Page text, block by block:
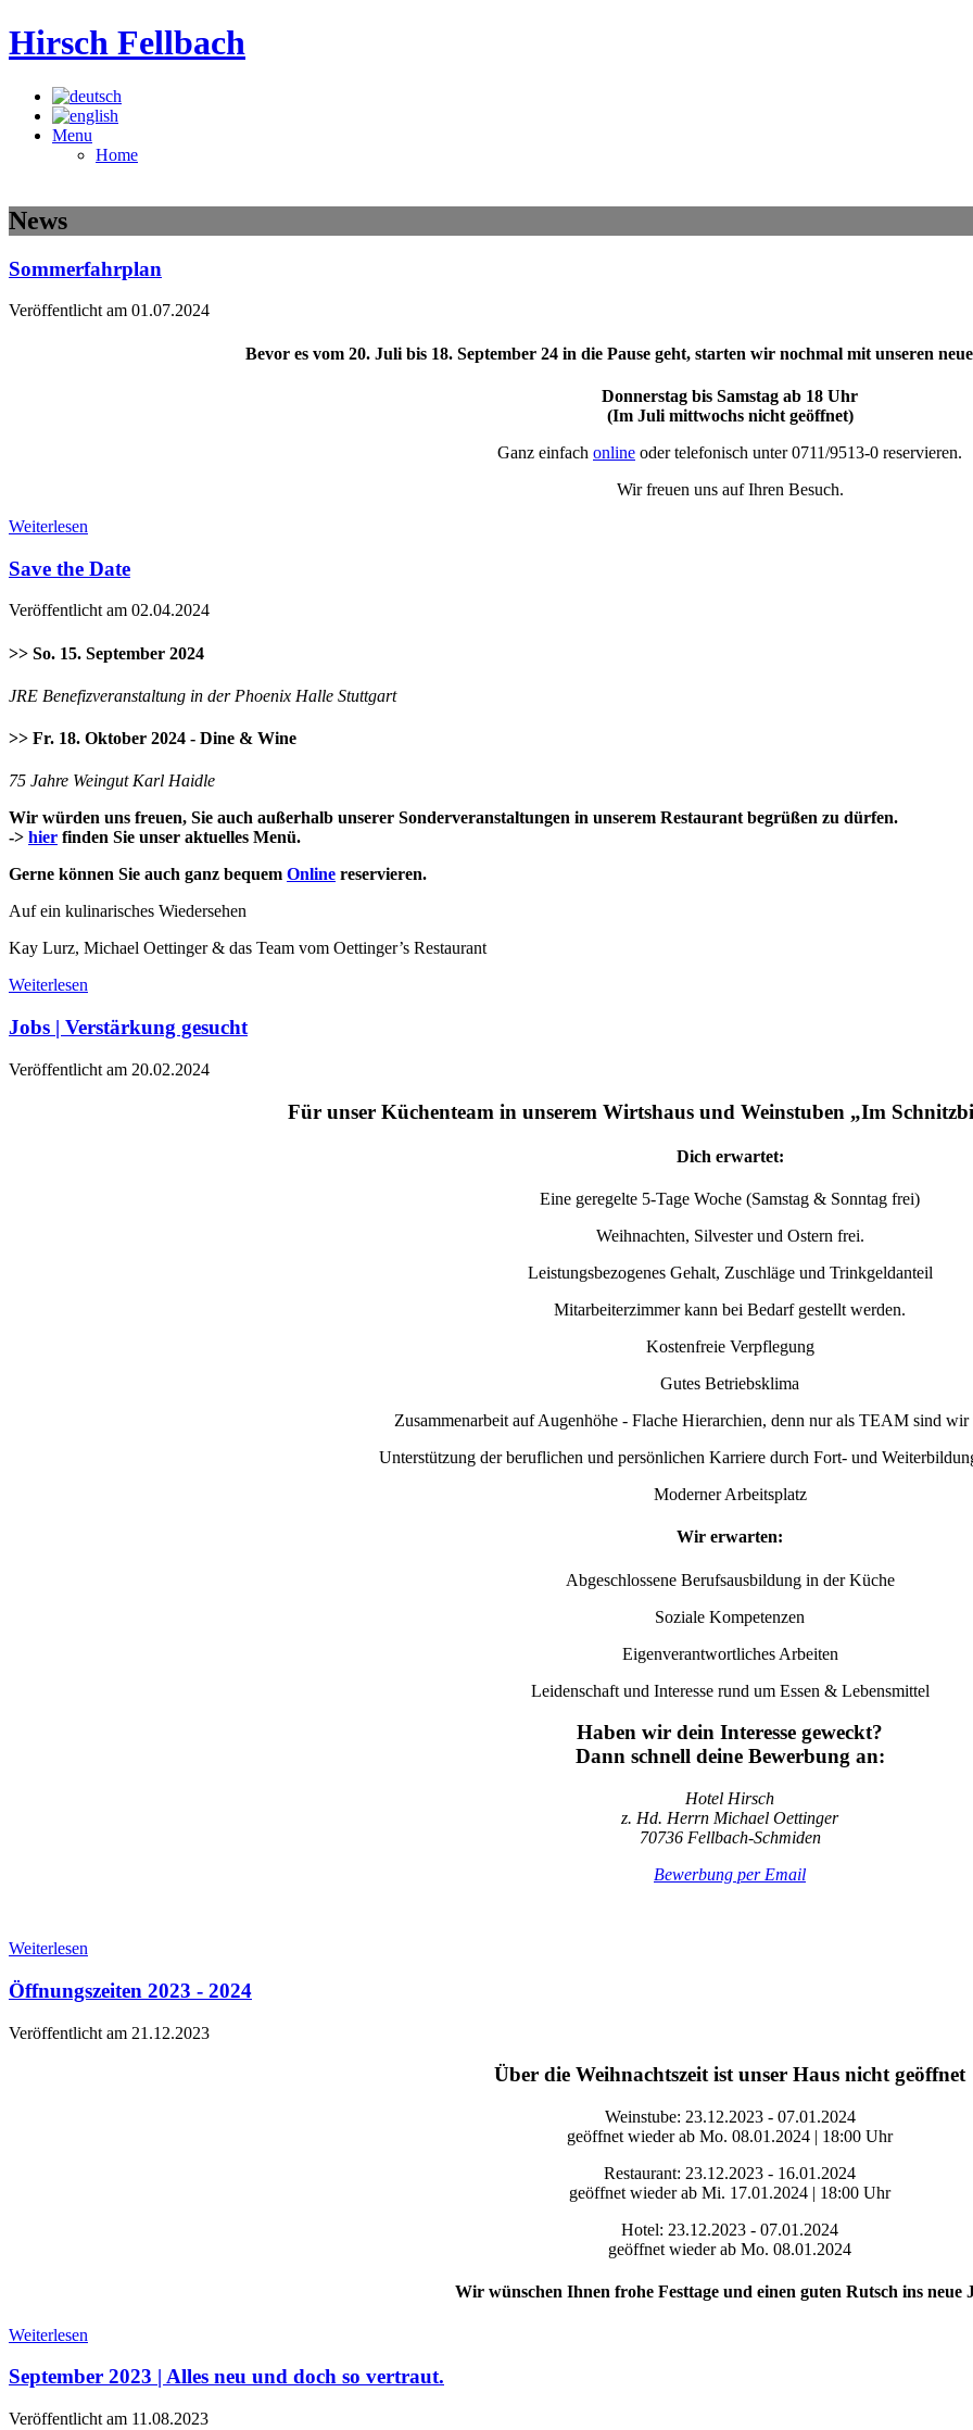
Hirsch Fellbach
Menu
Home
News
Sommerfahrplan
Veröffentlicht am 01.07.2024
Bevor es vom 20. Juli bis 18. September 24 in die Pause geht, starten wir nochmal mit unseren
Donnerstag bis Samstag ab 18 Uhr
(Im Juli mittwochs nicht geöffnet)
Ganz einfach online oder telefonisch unter 0711/9513-0 reservieren.
Wir freuen uns auf Ihren Besuch.
Weiterlesen
Save the Date
Veröffentlicht am 02.04.2024
>> So. 15. September 2024
JRE Benefizveranstaltung in der Phoenix Halle Stuttgart
>> Fr. 18. Oktober 2024 - Dine & Wine
75 Jahre Weingut Karl Haidle
Wir würden uns freuen, Sie auch außerhalb unserer Sonderveranstaltungen in unserem Restaurant begrüßen zu dürfen.
-> hier finden Sie unser aktuelles Menü.
Gerne können Sie auch ganz bequem Online reservieren.
Auf ein kulinarisches Wiedersehen
Kay Lurz, Michael Oettinger & das Team vom Oettinger’s Restaurant
Weiterlesen
Jobs | Verstärkung gesucht
Veröffentlicht am 20.02.2024
Für unser Küchenteam in unserem Wirtshaus und Weinstuben „Im
Dich erwartet:
Eine geregelte 5-Tage Woche (Samstag & Sonntag frei)
Weihnachten, Silvester und Ostern frei.
Leistungsbezogenes Gehalt, Zuschläge und Trinkgeldanteil
Mitarbeiterzimmer kann bei Bedarf gestellt werden.
Kostenfreie Verpflegung
Gutes Betriebsklima
Zusammenarbeit auf Augenhöhe - Flache Hierarchien, denn nur als TEAM sind
Unterstützung der beruflichen und persönlichen Karriere durch Fort- und
Moderner Arbeitsplatz
Wir erwarten:
Abgeschlossene Berufsausbildung in der Küche
Soziale Kompetenzen
Eigenverantwortliches Arbeiten
Leidenschaft und Interesse rund um Essen & Lebensmittel
Haben wir dein Interesse geweckt?
Dann schnell deine Bewerbung an:
Hotel Hirsch
z. Hd. Herrn Michael Oettinger
70736 Fellbach-Schmiden
Bewerbung per Email
Weiterlesen
Öffnungszeiten 2023 - 2024
Veröffentlicht am 21.12.2023
Über die Weihnachtszeit ist unser Haus nicht geöffnet
Weinstube: 23.12.2023 - 07.01.2024
geöffnet wieder ab Mo. 08.01.2024 | 18:00 Uhr
Restaurant: 23.12.2023 - 16.01.2024
geöffnet wieder ab Mi. 17.01.2024 | 18:00 Uhr
Hotel: 23.12.2023 - 07.01.2024
geöffnet wieder ab Mo. 08.01.2024
Wir wünschen Ihnen frohe Festtage und einen guten Rutsch ins neue
Weiterlesen
September 2023 | Alles neu und doch so vertraut.
Veröffentlicht am 11.08.2023